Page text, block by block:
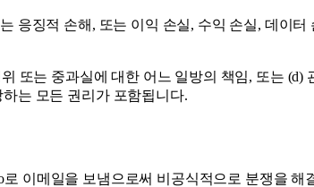
응징적 손해, 또는 이익 손실, 수익 손실, 데이터
또는 중과실에 대한 어느 일방의 책임, 또는 (d)
는 모든 권리가 포함됩니다.
이메일을 보냄으로써 비공식적으로 분쟁을 해